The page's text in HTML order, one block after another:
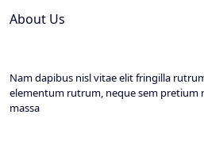
About Us
Nam dapibus nisl vitae elit fringilla
elementum rutrum, neque sem pretium
massa